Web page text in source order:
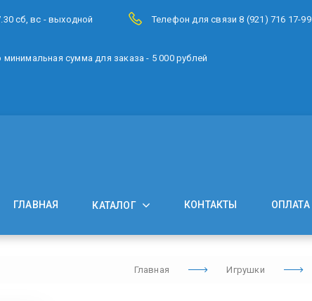
сб, вс - выходной Телефон для связи 8 (921) 716 17-99
сумма для заказа - 5 000 рублей
ГЛАВНАЯ КАТАЛОГ КОНТАКТЫ ОПЛАТА
Главная Игрушки